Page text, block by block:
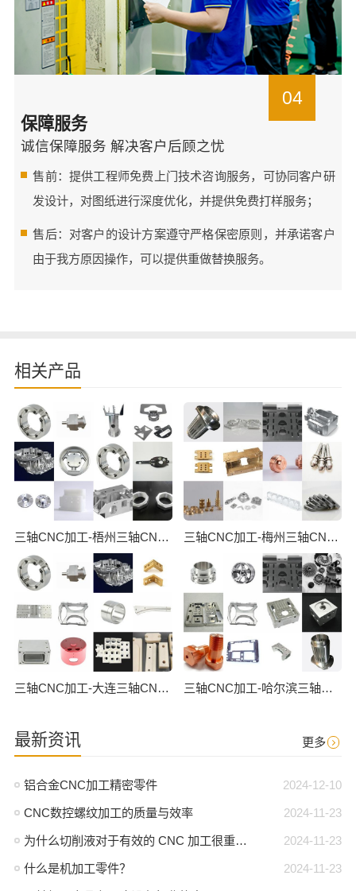
04
保障服务
诚信保障服务 解决客户后顾之忧
售前：提供工程师免费上门技术咨询服务，可协同客户研
发设计，对图纸进行深度优化，并提供免费打样服务；
售后：对客户的设计方案遵守严格保密原则，并承诺客户
由于我方原因操作，可以提供重做替换服务。
相关产品
三轴CNC加工-梧州三轴CNC数控加工 三轴CNC加工-梅州三轴CNC数控加工
三轴CNC加工-大连三轴CNC数控加工 三轴CNC加工-哈尔滨三轴CNC数控加工
最新资讯 更多
2024-12-10
铝合金CNC加工精密零件
2024-11-23
CNC数控螺纹加工的质量与效率
2024-11-23
为什么切削液对于有效的 CNC 加工很重要？
2024-11-23
什么是机加工零件？